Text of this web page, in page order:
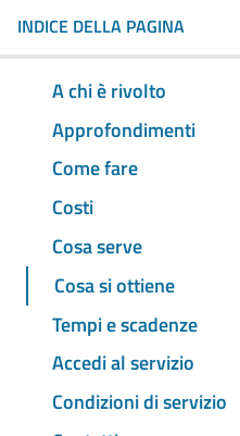
INDICE DELLA PAGINA
A chi è rivolto
Approfondimenti
Come fare
Costi
Cosa serve
Cosa si ottiene
Tempi e scadenze
Accedi al servizio
Condizioni di servizio